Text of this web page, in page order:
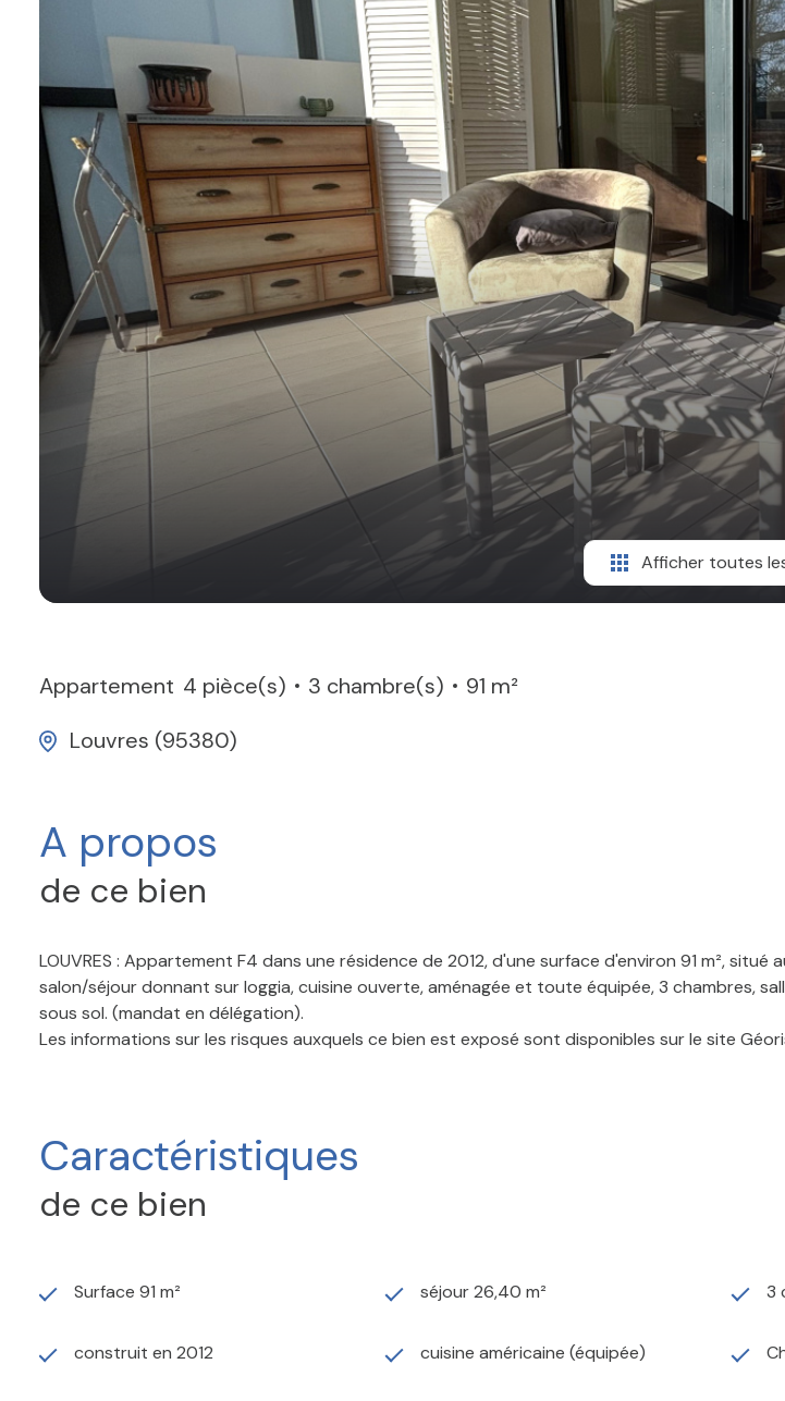
CONTACT
Afficher toutes
Appartement 4 pièce(s) 3 chambre(s)
91 m²
Louvres (95380)
A propos
de ce bien
LOUVRES : Appartement F4 dans une résidence de 2012, d'une surface d'environ 91 m²,
salon/séjour donnant sur loggia, cuisine ouverte, aménagée et toute équipée, 3 chambres,
sous sol. (mandat en délégation).
Les informations sur les risques auxquels ce bien est exposé sont disponibles sur le site
Caractéristiques
de ce bien
Surface 91 m² séjour 26,40 m² 3
construit en 2012 cuisine américaine (équipée)